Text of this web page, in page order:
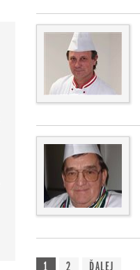
1 2 ĎALEJ